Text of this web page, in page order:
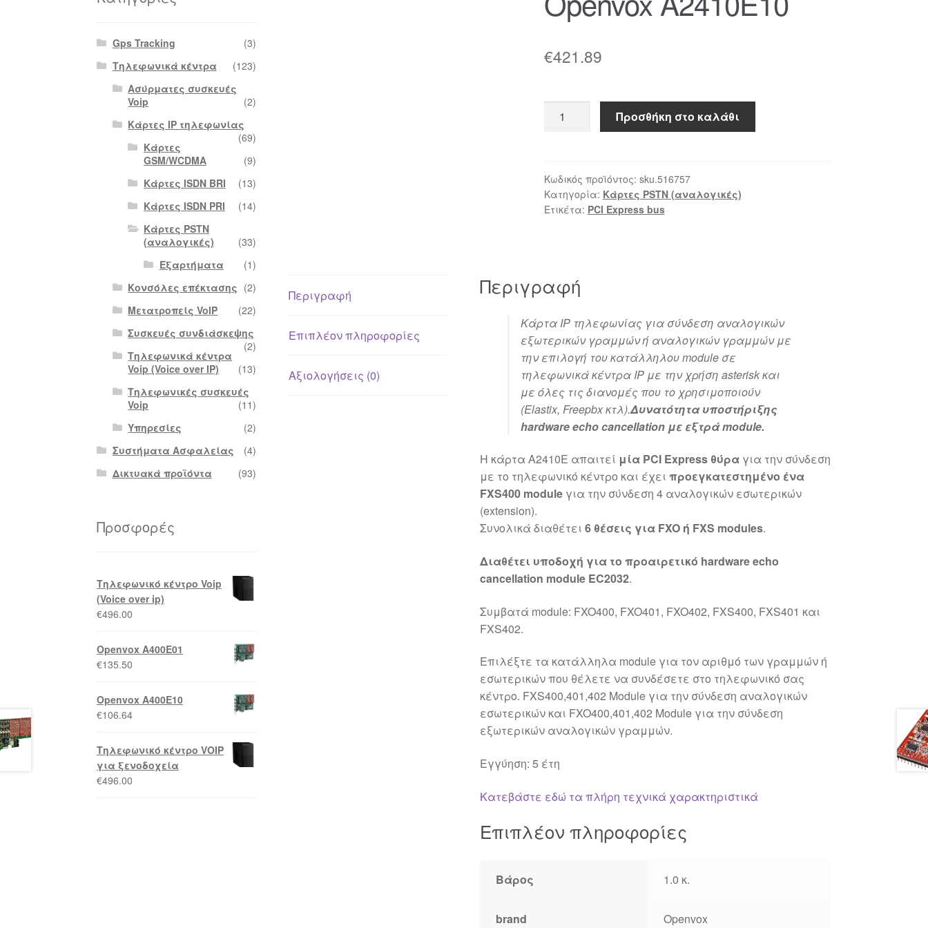
€421.89
Προσθήκη στο καλάθι
Κωδικός προϊόντος: sku.516757
Κατηγορία: Κάρτες PSTN (αναλογικές)
Ετικέτα: PCI Express bus
Περιγραφή
Επιπλέον πληροφορίες
Αξιολογήσεις (0)
Περιγραφή
Κάρτα IP τηλεφωνίας για σύνδεση αναλογικών
εξωτερικών γραμμών ή αναλογικών γραμμών με
την επιλογή του κατάλληλου module σε
τηλεφωνικά κέντρα IP με την χρήση asterisk και
με όλες τις διανομές που το χρησιμοποιούν
(Elastix, Freepbx κτλ).Δυνατότητα υποστήριξης
hardware echo cancellation με εξτρά module.
H κάρτα A2410E απαιτεί μία PCI Express θύρα για την σύνδεση
με το τηλεφωνικό κέντρο και έχειπροεγκατεστημένο ένα
FXS400 module για την σύνδεση 4 αναλογικών εσωτερικών
(extension).
Συνολικά διαθέτει6 θέσεις για FXO ή FXS modules.
Διαθέτει υποδοχή για το προαιρετικό hardware echo
cancellation module EC2032.
Συμβατά module: FXO400, FXO401, FXO402, FXS400, FXS401 και
FXS402.
Επιλέξτε τα κατάλληλα module για τον αριθμό των γραμμών ή
εσωτερικών που θέλετε να συνδέσετε στο τηλεφωνικό σας
κέντρο. FXS400,401,402 Module για την σύνδεση αναλογικών
εσωτερικών και FXO400,401,402 Module για την σύνδεση
εξωτερικών αναλογικών γραμμών.
Εγγύηση: 5 έτη
Κατεβάστε εδώ τα πλήρη τεχνικά χαρακτηριστικά
Επιπλέον πληροφορίες
Βάρος 1.0 κ.
brand Openvox
Gps Tracking
(3)
Τηλεφωνικά κέντρα
(123)
Ασύρματες συσκευές
Voip
(2)
Κάρτες IP τηλεφωνίας
(69)
Κάρτες
GSM/WCDMA
(9)
Κάρτες ISDN BRI
(13)
Κάρτες ISDN PRI
(14)
Κάρτες PSTN
(αναλογικές)
(33)
Εξαρτήματα
(1)
Κονσόλες επέκτασης (2)
Μετατροπείς VoIP
(22)
Συσκευές συνδιάσκεψης
(2)
Τηλεφωνικά κέντρα
Voip (Voice over IP)
(13)
Τηλεφωνικές συσκευές
Voip
(11)
Υπηρεσίες
(2)
Συστήματα Ασφαλείας
(4)
Δικτυακά προϊόντα
(93)
Προσφορές
Τηλεφωνικό κέντρο Voip
(Voice over ip)
€496.00
Openvox A400E01
€135.50
Openvox A400E10
€106.64
Τηλεφωνικό κέντρο VOIP
για ξενοδοχεία
€496.00